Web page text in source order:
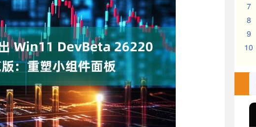
7
8
9
10
-0.24% 沪深300 4651.31 -6.85